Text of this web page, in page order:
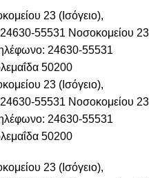
23 (Ισόγειο),
55531 Νοσοκομείου 23
24630-55531
50200
23 (Ισόγειο),
55531 Νοσοκομείου 23
24630-55531
50200
23 (Ισόγειο),